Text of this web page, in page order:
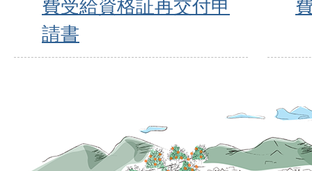
費受給資格証再交付申
請書